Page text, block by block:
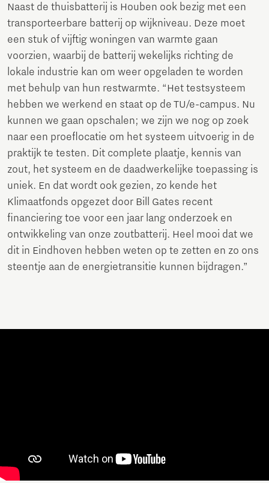
Naast de thuisbatterij is Houben ook bezig met een
transporteerbare batterij op wijkniveau. Deze moet
een stuk of vijftig woningen van warmte gaan
voorzien, waarbij de batterij wekelijks richting de
lokale industrie kan om weer opgeladen te worden
met behulp van hun restwarmte. “Het testsysteem
hebben we werkend en staat op de TU/e-campus. Nu
kunnen we gaan opschalen; we zijn we nog op zoek
naar een proeflocatie om het systeem uitvoerig in de
praktijk te testen. Dit complete plaatje, kennis van
zout, het systeem en de daadwerkelijke toepassing is
uniek. En dat wordt ook gezien, zo kende het
Klimaatfonds opgezet door Bill Gates recent
financiering toe voor een jaar lang onderzoek en
ontwikkeling van onze zoutbatterij. Heel mooi dat we
dit in Eindhoven hebben weten op te zetten en zo ons
steentje aan de energietransitie kunnen bijdragen.”